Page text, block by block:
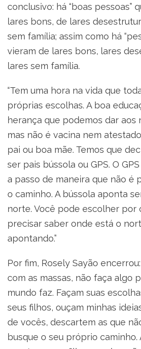
conclusivo: há “boas pessoas”
lares bons, de lares
sem família; assim como há
vieram de lares bons, lares
lares sem família.
“Tem uma hora na vida que
próprias escolhas. A boa
herança que podemos dar aos
mas não é vacina nem
pai ou boa mãe. Temos que
ser pais bússola ou GPS. O
a passo de maneira que não é
o caminho. A bússola aponta
norte. Você pode escolher por
precisar saber onde está o
apontando.”
Por fim, Rosely Sayão
com as massas, não faça algo
mundo faz. Façam suas
seus filhos, ouçam minhas
de vocês, descartem as que
busque o seu próprio caminho.